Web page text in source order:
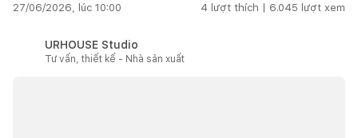
27/06/2026, lúc 10:00 4 lượt thích | 6.045 lượt xem
URHOUSE Studio
Tư vấn, thiết kế - Nhà sản xuất